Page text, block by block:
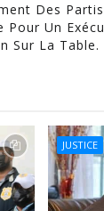
Des Partis
Pour Un
Sur La Table.
JUSTICE